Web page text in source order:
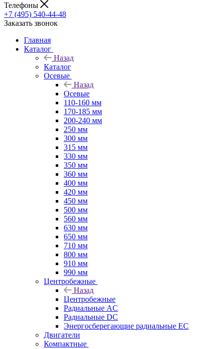
Телефоны
+7 (495) 540-44-48
Заказать звонок
Главная
Каталог
Назад
Каталог
Осевые
Назад
Осевые
110-160 мм
170-185 мм
200-240 мм
250 мм
300 мм
315 мм
330 мм
350 мм
360 мм
400 мм
420 мм
450 мм
500 мм
560 мм
630 мм
650 мм
710 мм
800 мм
910 мм
990 мм
Центробежные
Назад
Центробежные
Радиальные AC
Радиальные DC
Энергосберегающие радиальные EC
Двигатели
Компактные